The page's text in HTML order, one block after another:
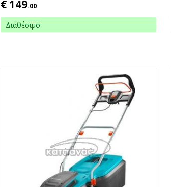
€ 149.00
Διαθέσιμο